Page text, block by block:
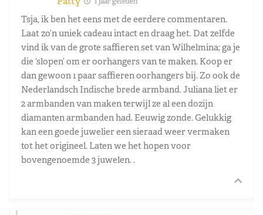
Tsja, ik ben het eens met de eerdere commentaren.
Laat zo’n uniek cadeau intact en draag het. Dat zelfde
vind ik van de grote saffieren set van Wilhelmina; ga je
die ‘slopen’ om er oorhangers van te maken. Koop er
dan gewoon 1 paar saffieren oorhangers bij. Zo ook de
Nederlandsch Indische brede armband. Juliana liet er
2 armbanden van maken terwijl ze al een dozijn
diamanten armbanden had. Eeuwig zonde. Gelukkig
kan een goede juwelier een sieraad weer vermaken
tot het origineel. Laten we het hopen voor
bovengenoemde 3 juwelen. .